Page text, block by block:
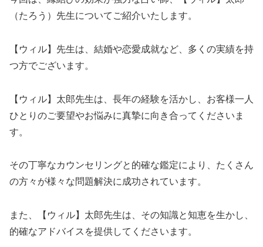
（たろう）先生についてご紹介いたします。
【ウィル】先生は、結婚や恋愛成就など、多くの実績を持
つ方でございます。
【ウィル】太郎先生は、長年の経験を活かし、お客様一人
ひとりのご要望やお悩みに真摯に向き合ってくださいま
す。
その丁寧なカウンセリングと的確な鑑定により、たくさん
の方々が様々な問題解決に成功されています。
また、【ウィル】太郎先生は、その知識と知恵を生かし、
的確なアドバイスを提供してくださいます。